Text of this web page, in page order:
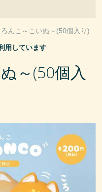
ろんこ～こいぬ～(50個入り)
用しています
～(50個入